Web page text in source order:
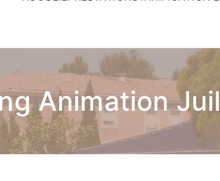
de retraite –
Animation